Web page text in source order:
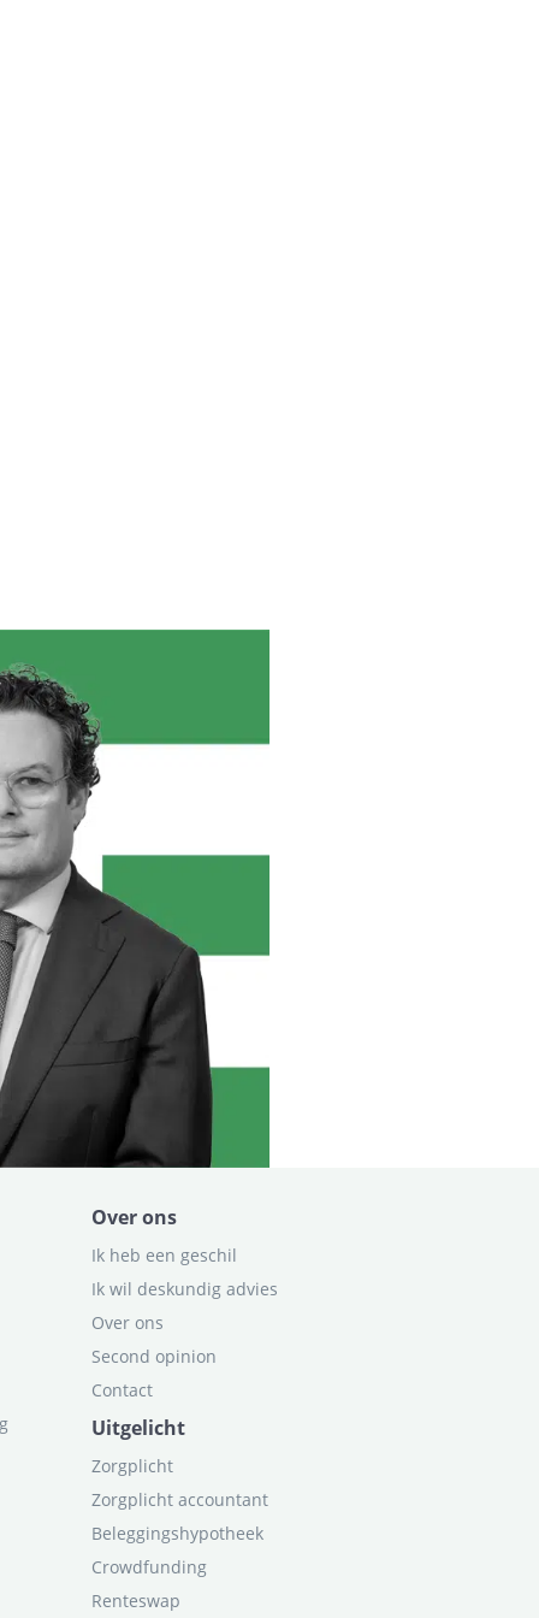
Over ons
Ik heb een geschil
Ik wil deskundig advies
Over ons
Second opinion
Contact
Uitgelicht
Zorgplicht
Zorgplicht accountant
Beleggingshypotheek
Crowdfunding
Renteswap